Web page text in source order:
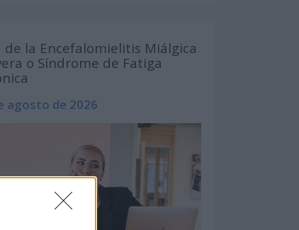
de la Encefalomielitis Miálgica
o Síndrome de Fatiga
agosto de 2026